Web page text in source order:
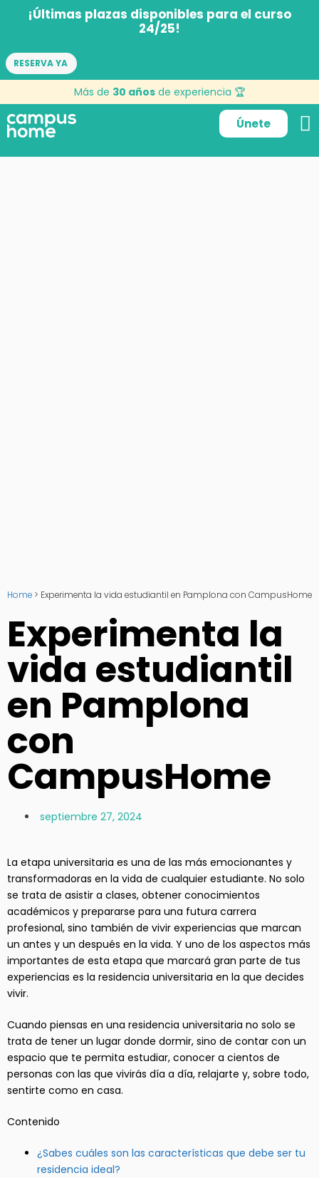
¡Últimas plazas disponibles para el curso
24/25!
RESERVA YA
Más de 30 años de experiencia 🏆
Únete
Home > Experimenta la vida estudiantil en Pamplona con CampusHome
Experimenta la
vida estudiantil
en Pamplona
con
CampusHome
septiembre 27, 2024
La etapa universitaria es una de las más emocionantes y
transformadoras en la vida de cualquier estudiante. No solo
se trata de asistir a clases, obtener conocimientos
académicos y prepararse para una futura carrera
profesional, sino también de vivir experiencias que marcan
un antes y un después en la vida. Y uno de los aspectos más
importantes de esta etapa que marcará gran parte de tus
experiencias es la residencia universitaria en la que decides
vivir.
Cuando piensas en una residencia universitaria no solo se
trata de tener un lugar donde dormir, sino de contar con un
espacio que te permita estudiar, conocer a cientos de
personas con las que vivirás día a día, relajarte y, sobre todo,
sentirte como en casa.
Contenido
¿Sabes cuáles son las características que debe ser tu
residencia ideal?